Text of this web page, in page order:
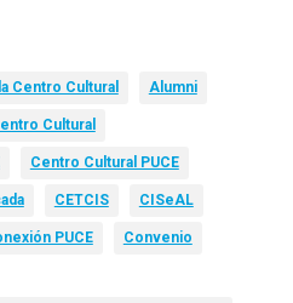
Centro Cultural Alumni
Cultural
Centro Cultural PUCE
CETCIS CISeAL
PUCE Convenio